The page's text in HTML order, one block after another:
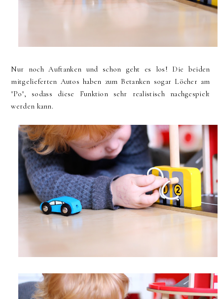
Nur noch Auftanken und schon geht es los! Die beiden
mitgelieferten Autos haben zum Betanken sogar Löcher am
"Po", sodass diese Funktion sehr realistisch nachgespielt
werden kann.